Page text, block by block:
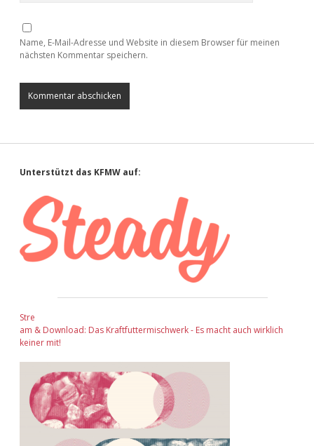
Name, E-Mail-Adresse und Website in diesem Browser für meinen
nächsten Kommentar speichern.
Sidebar
Unterstützt das KFMW auf:
Stre
am & Download: Das Kraftfuttermischwerk - Es macht auch wirklich
keiner mit!